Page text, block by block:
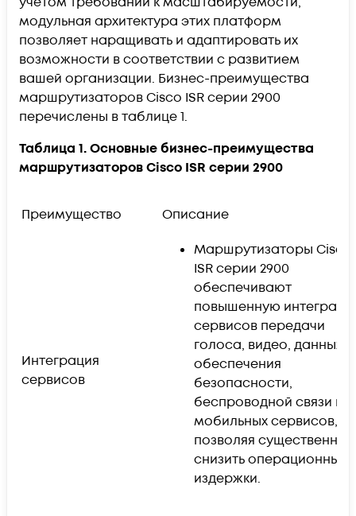
модульная архитектура этих платформ
позволяет наращивать и адаптировать их
возможности в соответствии с развитием
вашей организации. Бизнес-преимущества
маршрутизаторов Cisco ISR серии 2900
перечислены в таблице 1.
Таблица 1. Основные бизнес-преимущества
маршрутизаторов Cisco ISR серии 2900
Преимущество Описание
Интеграция
сервисов
Маршрутизаторы Cisco
ISR серии 2900
обеспечивают
повышенную
сервисов передачи
голоса, видео, данных,
обеспечения
безопасности,
беспроводной связи и
мобильных сервисов,
позволяя существенно
снизить операционные
издержки.